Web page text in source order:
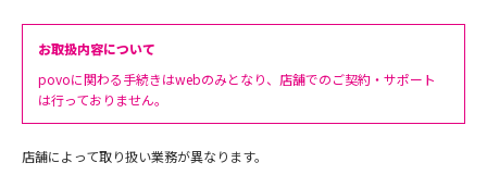
お取扱内容について
povoに関わる手続きはwebのみとなり、店舗でのご契約・サポート
は行っておりません。
店舗によって取り扱い業務が異なります。